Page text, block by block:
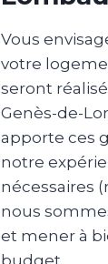
Vous
votre
seront
Genès-de-
apporte ces
notre
nécessaires
nous
et mener à
budget.